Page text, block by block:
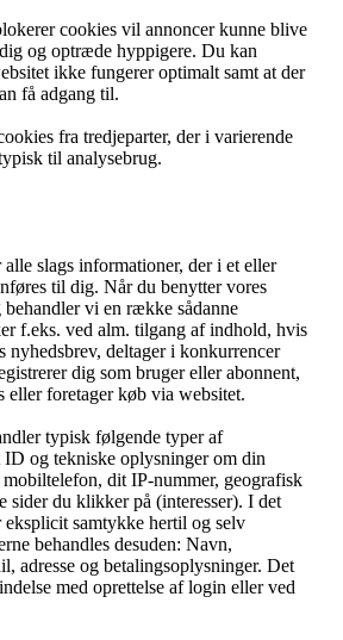
cookies vil annoncer kunne blive
og optræde hyppigere. Du kan
ikke fungerer optimalt samt at der
få adgang til.
fra tredjeparter, der i varierende
til analysebrug.
slags informationer, der i et eller
til dig. Når du benytter vores
vi en række sådanne
f.eks. ved alm. tilgang af indhold, hvis
nyhedsbrev, deltager i konkurrencer
dig som bruger eller abonnent,
eller foretager køb via websitet.
typisk følgende typer af
og tekniske oplysninger om din
dit IP-nummer, geografisk
sider du klikker på (interesser). I det
samtykke hertil og selv
behandles desuden: Navn,
adresse og betalingsoplysninger. Det
med oprettelse af login eller ved